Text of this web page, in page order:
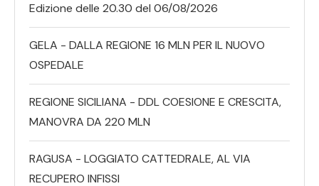
Edizione delle 20.30 del 06/08/2026
GELA - DALLA REGIONE 16 MLN PER IL NUOVO
OSPEDALE
REGIONE SICILIANA - DDL COESIONE E CRESCITA,
MANOVRA DA 220 MLN
RAGUSA - LOGGIATO CATTEDRALE, AL VIA
RECUPERO INFISSI